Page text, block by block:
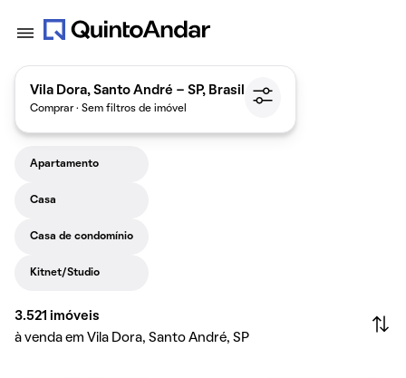
Vila Dora, Santo André - SP, Brasil
Comprar · Sem filtros de imóvel
Apartamento
Casa
Casa de condomínio
Kitnet/Studio
3.521 imóveis
à venda em Vila Dora, Santo André, SP